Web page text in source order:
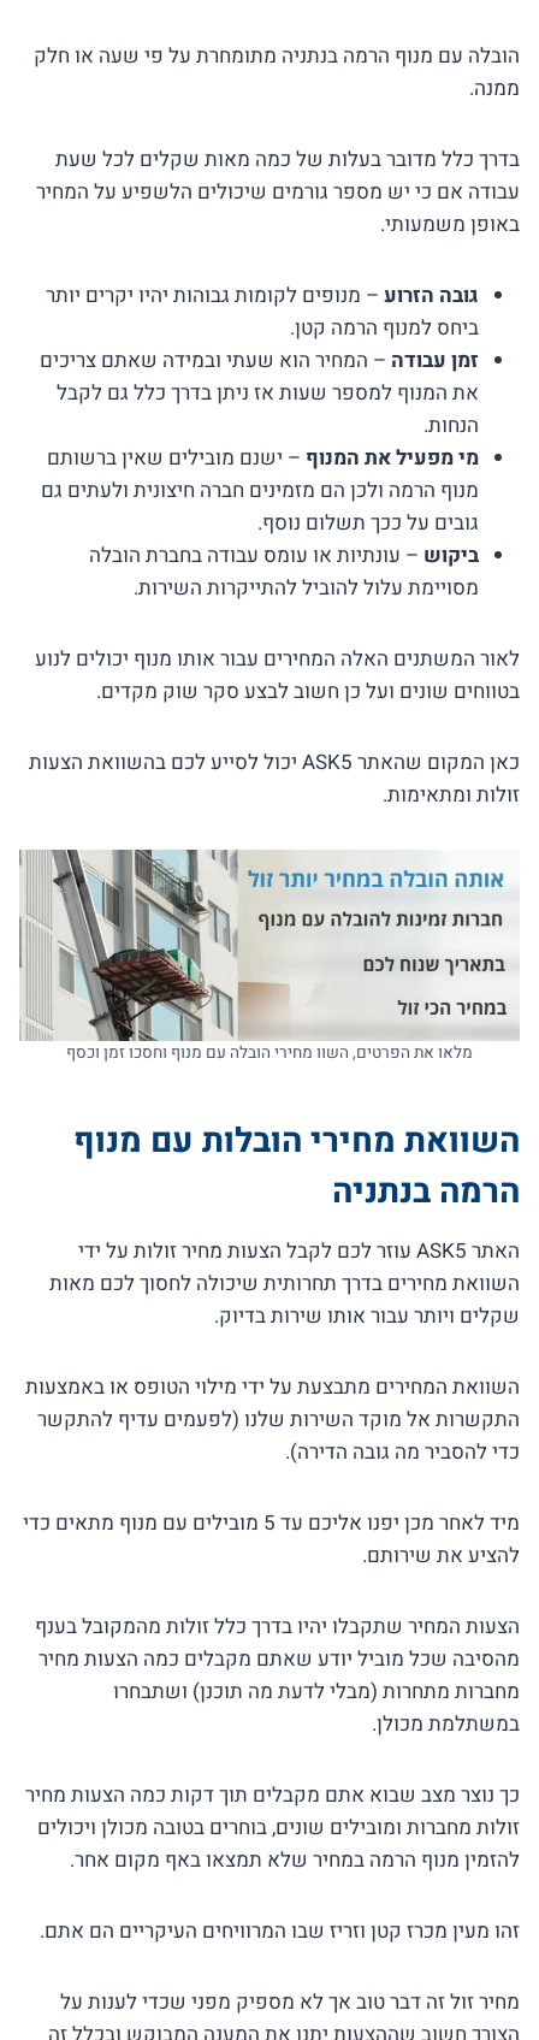
הובלה עם מנוף הרמה בנתניה מתומחרת על פי שעה או חלק
ממנה.
בדרך כלל מדובר בעלות של כמה מאות שקלים לכל שעת
עבודה אם כי יש מספר גורמים שיכולים הלשפיע על המחיר
באופן משמעותי.
גובה הזרוע – מנופים לקומות גבוהות יהיו יקרים יותר
ביחס למנוף הרמה קטן.
זמן עבודה – המחיר הוא שעתי ובמידה שאתם צריכים
את המנוף למספר שעות אז ניתן בדרך כלל גם לקבל
הנחות.
מי מפעיל את המנוף – ישנם מובילים שאין ברשותם
מנוף הרמה ולכן הם מזמינים חברה חיצונית ולעתים גם
גובים על ככך תשלום נוסף.
ביקוש – עונתיות או עומס עבודה בחברת הובלה
מסויימת עלול להוביל להתייקרות השירות.
לאור המשתנים האלה המחירים עבור אותו מנוף יכולים לנוע
בטווחים שונים ועל כן חשוב לבצע סקר שוק מקדים.
כאן המקום שהאתר ASK5 יכול לסייע לכם בהשוואת הצעות
זולות ומתאימות.
מלאו את הפרטים, השוו מחירי הובלה עם מנוף וחסכו זמן וכסף
השוואת מחירי הובלות עם מנוף
הרמה בנתניה
האתר ASK5 עוזר לכם לקבל הצעות מחיר זולות על ידי
השוואת מחירים בדרך תחרותית שיכולה לחסוך לכם מאות
שקלים ויותר עבור אותו שירות בדיוק.
השוואת המחירים מתבצעת על ידי מילוי הטופס או באמצעות
התקשרות אל מוקד השירות שלנו (לפעמים עדיף להתקשר
כדי להסביר מה גובה הדירה).
מיד לאחר מכן יפנו אליכם עד 5 מובילים עם מנוף מתאים כדי
להציע את שירותם.
הצעות המחיר שתקבלו יהיו בדרך כלל זולות מהמקובל בענף
מהסיבה שכל מוביל יודע שאתם מקבלים כמה הצעות מחיר
מחברות מתחרות (מבלי לדעת מה תוכנן) ושתבחרו
במשתלמת מכולן.
כך נוצר מצב שבוא אתם מקבלים תוך דקות כמה הצעות מחיר
זולות מחברות ומובילים שונים, בוחרים בטובה מכולן ויכולים
להזמין מנוף הרמה במחיר שלא תמצאו באף מקום אחר.
זהו מעין מכרז קטן וזריז שבו המרוויחים העיקריים הם אתם.
מחיר זול זה דבר טוב אך לא מספיק מפני שכדי לענות על